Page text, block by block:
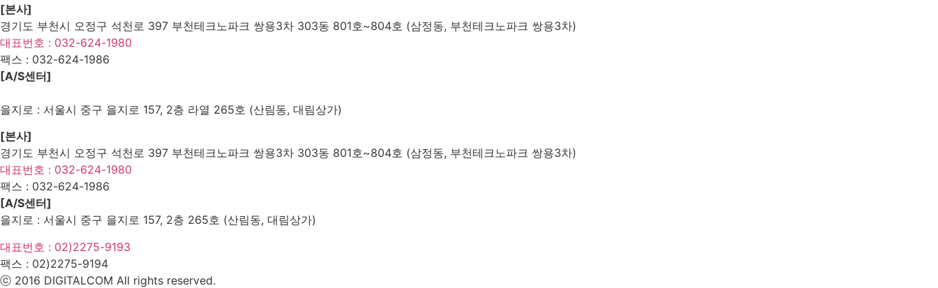
[본사]
경기도 부천시 오정구 석천로 397 부천테크노파크 쌍용3차 303동 801호~804호 (삼정동, 부천테크노파크 쌍용3차)
대표번호 : 032-624-1980
팩스 : 032-624-1986
[A/S센터]
을지로 : 서울시 중구 을지로 157, 2층 라열 265호 (산림동, 대림상가)
[본사]
경기도 부천시 오정구 석천로 397 부천테크노파크 쌍용3차 303동 801호~804호 (삼정동, 부천테크노파크 쌍용3차)
대표번호 : 032-624-1980
팩스 : 032-624-1986
[A/S센터]
을지로 : 서울시 중구 을지로 157, 2층 265호 (산림동, 대림상가)
대표번호 : 02)2275-9193
팩스 : 02)2275-9194​
ⓒ 2016 DIGITALCOM All rights reserved.